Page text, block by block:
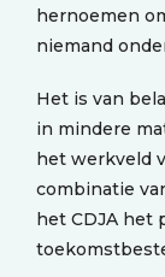
hernoemen
niemand
Het is van
in mindere
het werkveld
combinatie
het CDJA het